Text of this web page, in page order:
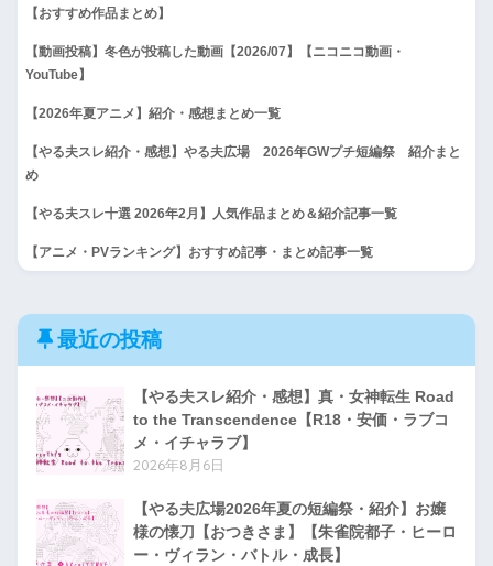
落ちこぼれトレーナーあかり
の挑戦
やる夫達は未来を取り返すよ
うです
【R-18・微あんこ、微安価】
ホシノ・ルリは家に帰りたい
ようです【偶に短編】
http://yaruoshelter.com/test/re
ad.cgi/yaruo001/1525881147/
【おすすめ作品まとめ】
【動画投稿】冬色が投稿した動画【2026/07】【ニコニコ動画・
YouTube】
【2026年夏アニメ】紹介・感想まとめ一覧
【やる夫スレ紹介・感想】やる夫広場 2026年GWプチ短編祭 紹介まと
め
【やる夫スレ十選 2026年2月】人気作品まとめ＆紹介記事一覧
【アニメ・PVランキング】おすすめ記事・まとめ記事一覧
最近の投稿
【やる夫スレ紹介・感想】真・女神転生 Road
to the Transcendence【R18・安価・ラブコ
メ・イチャラブ】
2026年8月6日
【やる夫広場2026年夏の短編祭・紹介】お嬢
様の懐刀【おつきさま】【朱雀院都子・ヒーロ
ー・ヴィラン・バトル・成長】